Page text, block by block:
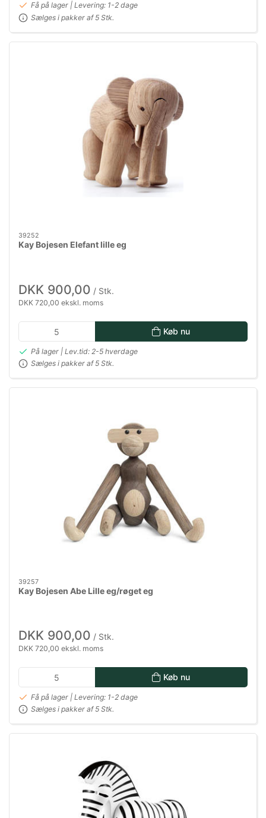
Få på lager | Levering: 1-2 dage
Sælges i pakker af 5 Stk.
39252
Kay Bojesen Elefant lille eg
DKK 900,00 / Stk.
DKK 720,00 ekskl. moms
Køb nu
På lager | Lev.tid: 2-5 hverdage
Sælges i pakker af 5 Stk.
39257
Kay Bojesen Abe Lille eg/røget eg
DKK 900,00 / Stk.
DKK 720,00 ekskl. moms
Køb nu
Få på lager | Levering: 1-2 dage
Sælges i pakker af 5 Stk.